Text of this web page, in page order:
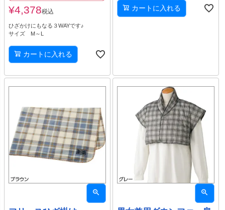
¥4,378税込
ひざかけにもなる３WAYです♪
サイズ M～L
カートに入れる
カートに入れる